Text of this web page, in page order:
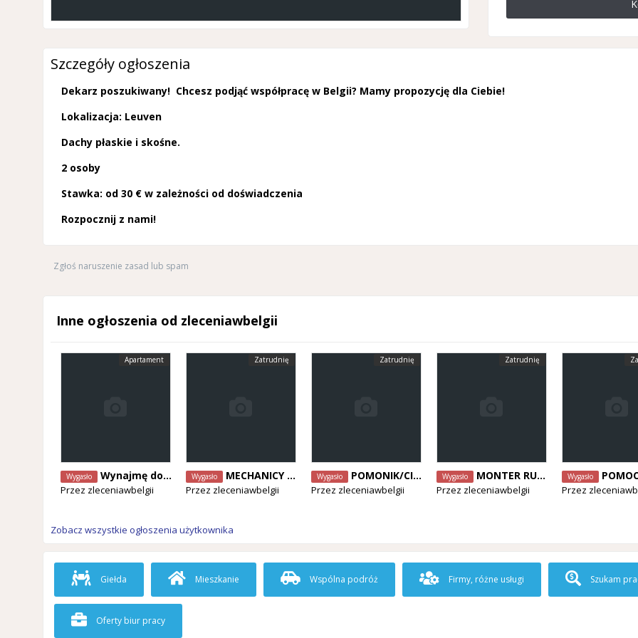
Szczegóły ogłoszenia
Dekarz poszukiwany! Chcesz podjąć współpracę w Belgii? Mamy propozycję dla Ciebie!
Lokalizacja: Leuven
Dachy płaskie i skośne.
2 osoby
Stawka: od 30 € w zależności od doświadczenia
Rozpocznij z nami!
Zgłoś naruszenie zasad lub spam
Inne ogłoszenia od zleceniawbelgii
Apartament
Wygasło Wynajmę dom / mieszkanie dla pary
Przez zleceniawbelgii
Zatrudnię
Wygasło MECHANICY SAMOCHODOWI POSZUKIWANI! różne specjalizacje- od zaraz
Przez zleceniawbelgii
Zatrudnię
Wygasło POMONIK/CIEŚLA POSZUKIWANY! - od zaraz, Antwerpia
Przez zleceniawbelgii
Zatrudnię
Wygasło MONTER RUSZTOWAŃ POZUKIWANY! - od zaraz, Limburg
Przez zleceniawbelgii
Wygasło POMOCNIK DEKARZA! bez doświadczenia
Przez
Zobacz wszystkie ogłoszenia użytkownika
Giełda Mieszkanie Wspólna podróż Firmy, różne usługi Szukam
Oferty biur pracy